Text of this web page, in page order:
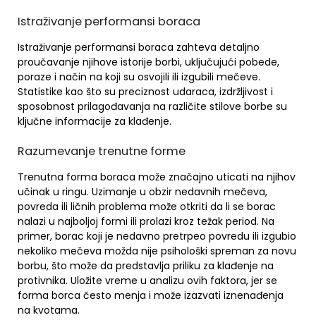
Istraživanje performansi boraca
Istraživanje performansi boraca zahteva detaljno
proučavanje njihove istorije borbi, uključujući pobede,
poraze i način na koji su osvojili ili izgubili mečeve.
Statistike kao što su preciznost udaraca, izdržljivost i
sposobnost prilagođavanja na različite stilove borbe su
ključne informacije za klađenje.
Razumevanje trenutne forme
Trenutna forma boraca može značajno uticati na njihov
učinak u ringu. Uzimanje u obzir nedavnih mečeva,
povreda ili ličnih problema može otkriti da li se borac
nalazi u najboljoj formi ili prolazi kroz težak period. Na
primer, borac koji je nedavno pretrpeo povredu ili izgubio
nekoliko mečeva možda nije psihološki spreman za novu
borbu, što može da predstavlja priliku za klađenje na
protivnika. Uložite vreme u analizu ovih faktora, jer se
forma borca često menja i može izazvati iznenađenja
na kvotama.